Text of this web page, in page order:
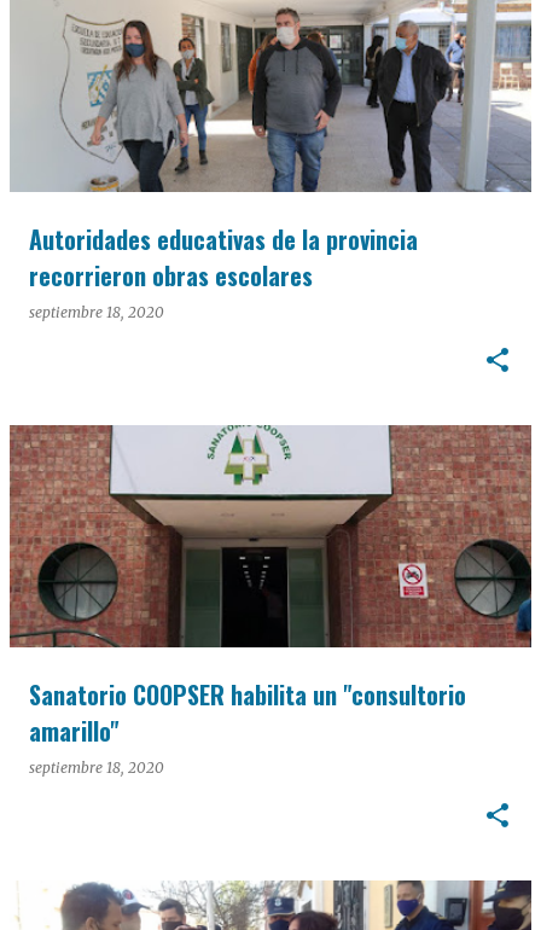
Autoridades educativas de la provincia
recorrieron obras escolares
septiembre 18, 2020
Sanatorio COOPSER habilita un "consultorio
amarillo"
septiembre 18, 2020